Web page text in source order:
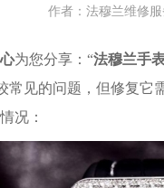
作者：法穆兰维修服
为您分享：“法穆兰手
常见的问题，但修复
况：